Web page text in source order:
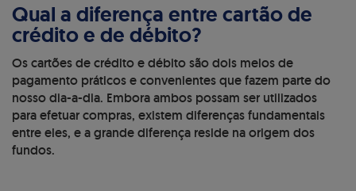
Qual a diferença entre cartão de
crédito e de débito?
Os cartões de crédito e débito são dois meios de
pagamento práticos e convenientes que fazem parte do
nosso dia-a-dia. Embora ambos possam ser utilizados
para efetuar compras, existem diferenças fundamentais
entre eles, e a grande diferença reside na origem dos
fundos.